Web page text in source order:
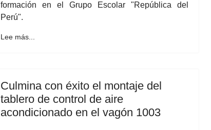
formación en el Grupo Escolar "República del
Perú".
Lee más...
Culmina con éxito el montaje del
tablero de control de aire
acondicionado en el vagón 1003